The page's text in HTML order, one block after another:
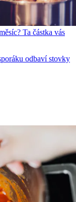
Ta částka vás
odbaví stovky